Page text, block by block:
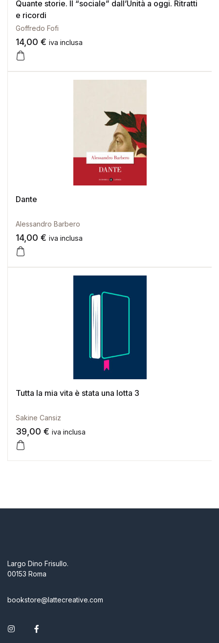
Quante storie. Il “sociale” dall’Unità a oggi. Ritratti
e ricordi
Goffredo Fofi
14,00 € iva inclusa
Dante
Alessandro Barbero
14,00 € iva inclusa
Tutta la mia vita è stata una lotta 3
Sakine Cansiz
39,00 € iva inclusa
Largo Dino Frisullo.
00153 Roma
bookstore@lattecreative.com
Instagram